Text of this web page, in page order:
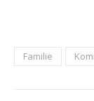
Familie